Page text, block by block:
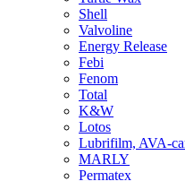
Shell
Valvoline
Energy Release
Febi
Fenom
Total
K&W
Lotos
Lubrifilm, AVA-
MARLY
Permatex